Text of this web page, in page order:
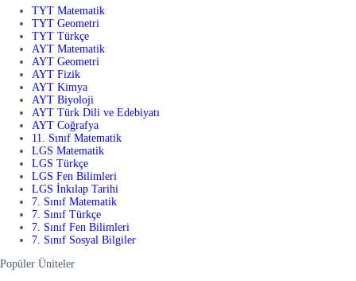
TYT Matematik
TYT Geometri
TYT Türkçe
AYT Matematik
AYT Geometri
AYT Fizik
AYT Kimya
AYT Biyoloji
AYT Türk Dili ve Edebiyatı
AYT Coğrafya
11. Sınıf Matematik
LGS Matematik
LGS Türkçe
LGS Fen Bilimleri
LGS İnkılap Tarihi
7. Sınıf Matematik
7. Sınıf Türkçe
7. Sınıf Fen Bilimleri
7. Sınıf Sosyal Bilgiler
Popüler Üniteler